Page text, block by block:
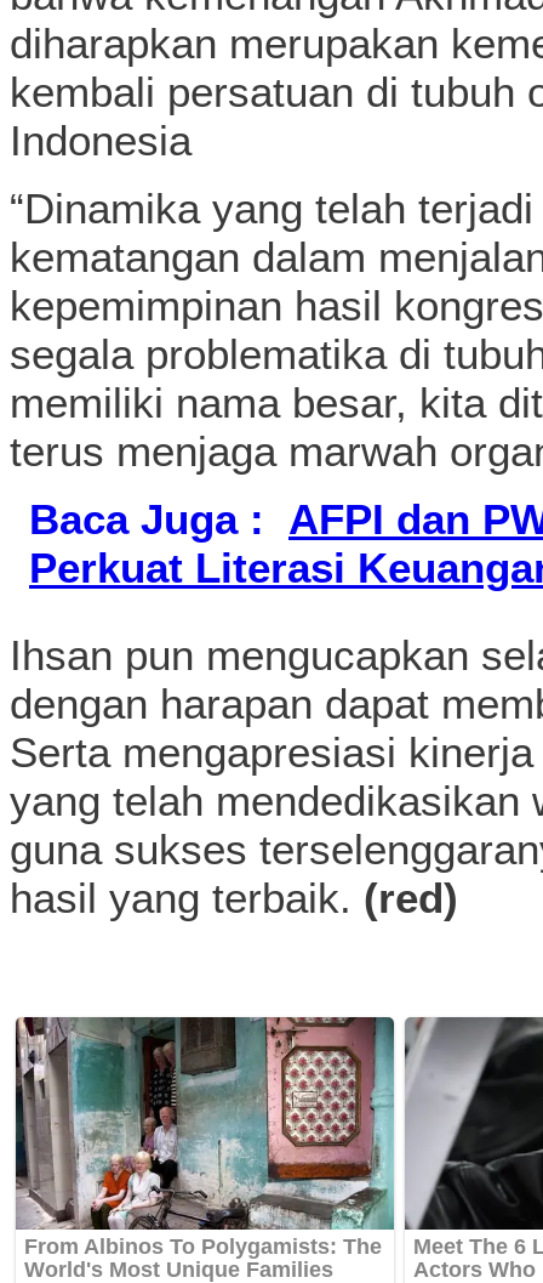
diharapkan merupakan
kembali persatuan di tubuh
Indonesia
“Dinamika yang telah
kematangan dalam
kepemimpinan hasil
segala problematika di
memiliki nama besar, kita
terus menjaga marwah
Baca Juga :
AFPI dan
Perkuat Literasi
Ihsan pun mengucapkan
dengan harapan dapat
Serta mengapresiasi
yang telah mendedikasikan
guna sukses
hasil yang terbaik. (red)